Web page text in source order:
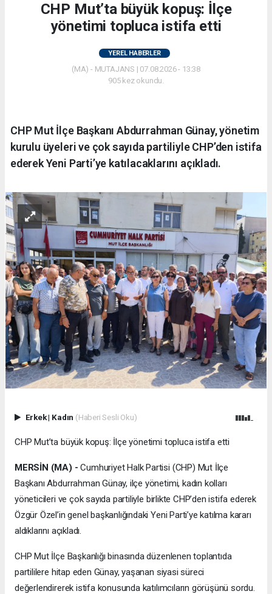
CHP Mut’ta büyük kopuş: İlçe
yönetimi topluca istifa etti
YEREL HABERLER
(MA) - MUTAJANS | 07.08.2026 - 13:38
905 kez okundu.
CHP Mut İlçe Başkanı Abdurrahman Günay, yönetim
kurulu üyeleri ve çok sayıda partiliyle CHP’den istifa
ederek Yeni Parti’ye katılacaklarını açıkladı.
Erkek| Kadın (Haberi Sesli Oku)
CHP Mut’ta büyük kopuş: İlçe yönetimi topluca istifa etti
MERSİN (MA) - Cumhuriyet Halk Partisi (CHP) Mut İlçe
Başkanı Abdurrahman Günay, ilçe yönetimi, kadın kolları
yöneticileri ve çok sayıda partiliyle birlikte CHP’den istifa ederek
Özgür Özel’in genel başkanlığındaki Yeni Parti’ye katılma kararı
aldıklarını açıkladı.
CHP Mut İlçe Başkanlığı binasında düzenlenen toplantıda
partililere hitap eden Günay, yaşanan siyasi süreci
değerlendirerek istifa konusunda katılımcıların görüşünü sordu.